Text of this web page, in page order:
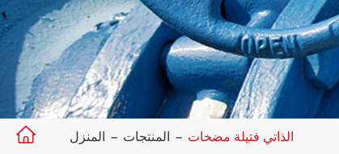
 المنزل المنتجات الذاتي فتيلة مضخات